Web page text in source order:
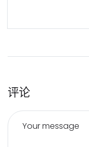
评论
Your message